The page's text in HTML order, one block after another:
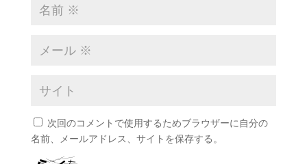
次回のコメントで使用するためブラウザーに自分の
名前、メールアドレス、サイトを保存する。